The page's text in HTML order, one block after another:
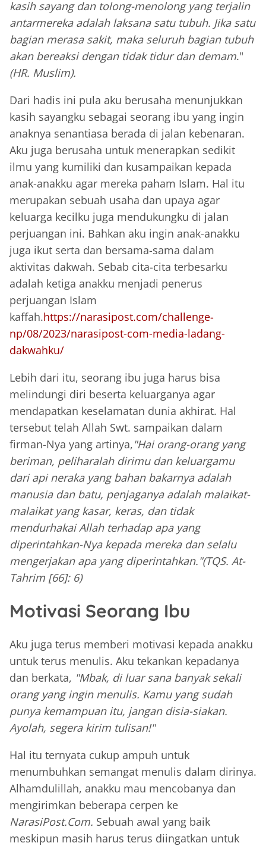
kasih sayang dan tolong-menolong yang terjalin
antarmereka adalah laksana satu tubuh. Jika satu
bagian merasa sakit, maka seluruh bagian tubuh
akan bereaksi dengan tidak tidur dan demam."
(HR. Muslim).
Dari hadis ini pula aku berusaha menunjukkan
kasih sayangku sebagai seorang ibu yang ingin
anaknya senantiasa berada di jalan kebenaran.
Aku juga berusaha untuk menerapkan sedikit
ilmu yang kumiliki dan kusampaikan kepada
anak-anakku agar mereka paham Islam. Hal itu
merupakan sebuah usaha dan upaya agar
keluarga kecilku juga mendukungku di jalan
perjuangan ini. Bahkan aku ingin anak-anakku
juga ikut serta dan bersama-sama dalam
aktivitas dakwah. Sebab cita-cita terbesarku
adalah ketiga anakku menjadi penerus
perjuangan Islam
kaffah.https://narasipost.com/challenge-
np/08/2023/narasipost-com-media-ladang-
dakwahku/
Lebih dari itu, seorang ibu juga harus bisa
melindungi diri beserta keluarganya agar
mendapatkan keselamatan dunia akhirat. Hal
tersebut telah Allah Swt. sampaikan dalam
firman-Nya yang artinya,"Hai orang-orang yang
beriman, peliharalah dirimu dan keluargamu
dari api neraka yang bahan bakarnya adalah
manusia dan batu, penjaganya adalah malaikat-
malaikat yang kasar, keras, dan tidak
mendurhakai Allah terhadap apa yang
diperintahkan-Nya kepada mereka dan selalu
mengerjakan apa yang diperintahkan."(TQS. At-
Tahrim [66]: 6)
Motivasi Seorang Ibu
Aku juga terus memberi motivasi kepada anakku
untuk terus menulis. Aku tekankan kepadanya
dan berkata, "Mbak, di luar sana banyak sekali
orang yang ingin menulis. Kamu yang sudah
punya kemampuan itu, jangan disia-siakan.
Ayolah, segera kirim tulisan!"
Hal itu ternyata cukup ampuh untuk
menumbuhkan semangat menulis dalam dirinya.
Alhamdulillah, anakku mau mencobanya dan
mengirimkan beberapa cerpen ke
NarasiPost.Com. Sebuah awal yang baik
meskipun masih harus terus diingatkan untuk